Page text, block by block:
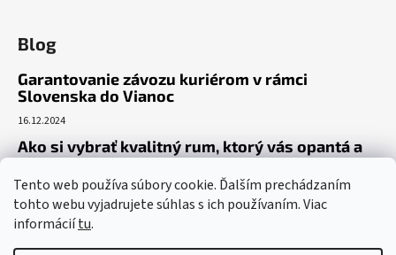
Tento web používa súbory cookie. Ďalším prechádzaním
tohto webu vyjadrujete súhlas s ich používaním. Viac
informáciítu.
Blog
Garantovanie závozu kuriérom v rámci
Slovenska do Vianoc
16.12.2024
Ako si vybrať kvalitný rum, ktorý vás opantá a
už nepustí?
16.6.2023
Dokonalý gin tonic recept – ako si pripraviť toto
osviežujúce letné eso?